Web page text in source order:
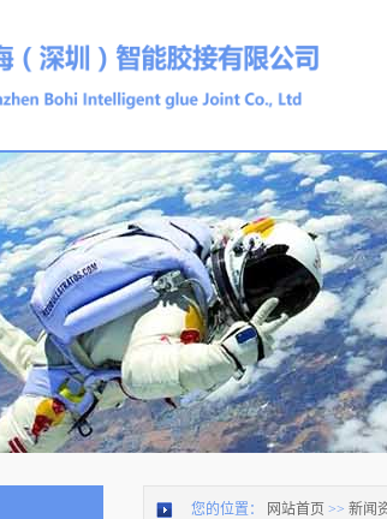
您的位置： 网站首页 >> 新闻